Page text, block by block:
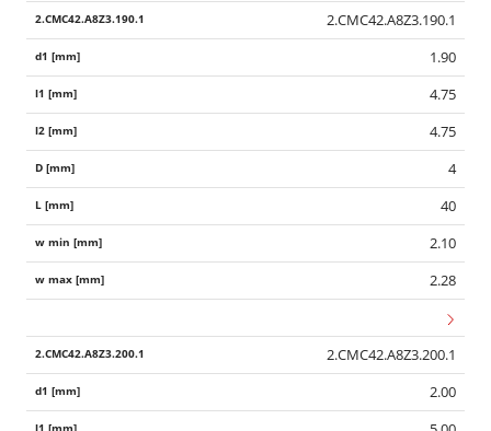
2.CMC42.A8Z3.190.1
1.90
4.75
4.75
4
40
2.10
2.28
2.CMC42.A8Z3.200.1
2.00